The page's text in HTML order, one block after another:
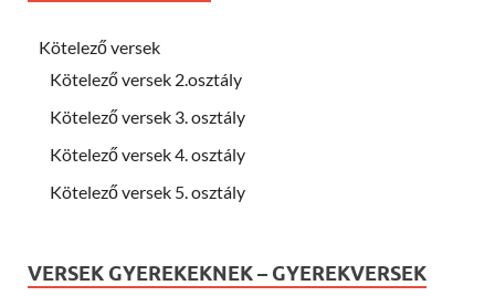
Kötelező versek
Kötelező versek 2.osztály
Kötelező versek 3. osztály
Kötelező versek 4. osztály
Kötelező versek 5. osztály
VERSEK GYEREKEKNEK – GYEREKVERSEK